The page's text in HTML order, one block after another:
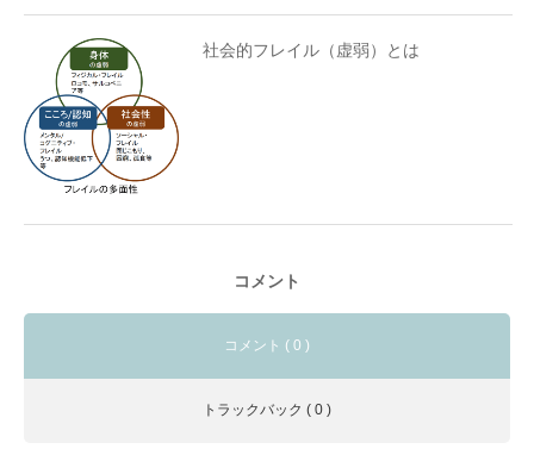
社会的フレイル（虚弱）とは
コメント
コメント ( 0 )
トラックバック ( 0 )